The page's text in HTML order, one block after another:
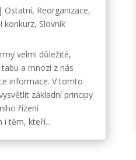
| Ostatní, Reorganizace,
konkurz, Slovník
velmi důležité,
a mnozí z nás
informace. V tomto
základní principy
řízení
i těm, kteří...